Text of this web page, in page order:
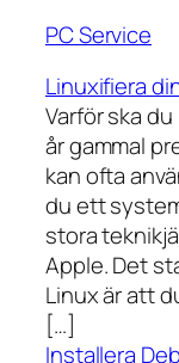
PC Service
Linuxifiera
Varför ska
år gammal
kan ofta
du ett
stora
Apple. Det
Linux är att
[…]
Installera